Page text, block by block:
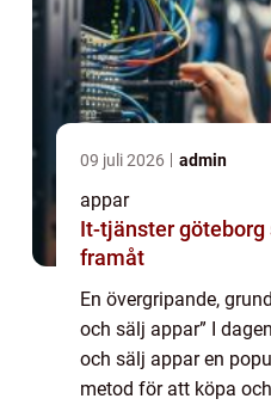
09 juli 2026 admin
appar
It-tjänster
framåt
En övergripande,
och sälj appar” I
och sälj appar en
metod för att köpa